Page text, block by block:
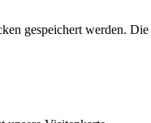
gespeichert werden. Die